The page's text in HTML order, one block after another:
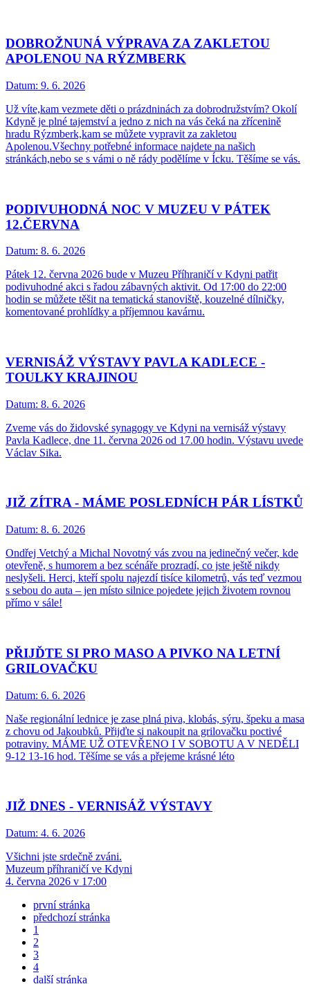
DOBROŽNUNÁ VÝPRAVA ZA ZAKLETOU
APOLENOU NA RÝZMBERK
Datum: 9. 6. 2026
Už víte,kam vezmete děti o prázdninách za dobrodružstvím? Okolí
Kdyně je plné tajemství a jedno z nich na vás čeká na zřícenině
hradu Rýzmberk,kam se můžete vypravit za zakletou
Apolenou.Všechny potřebné informace najdete na našich
stránkách,nebo se s vámi o ně rády podělíme v Ícku. Těšíme se vás.
PODIVUHODNÁ NOC V MUZEU V PÁTEK
12.ČERVNA
Datum: 8. 6. 2026
Pátek 12. června 2026 bude v Muzeu Příhraničí v Kdyni patřit
podivuhodné akci s řadou zábavných aktivit. Od 17:00 do 22:00
hodin se můžete těšit na tematická stanoviště, kouzelné dílničky,
komentované prohlídky a příjemnou kavárnu.
VERNISÁŽ VÝSTAVY PAVLA KADLECE -
TOULKY KRAJINOU
Datum: 8. 6. 2026
Zveme vás do židovské synagogy ve Kdyni na vernisáž výstavy
Pavla Kadlece, dne 11. června 2026 od 17.00 hodin. Výstavu uvede
Václav Sika.
JIŽ ZÍTRA - MÁME POSLEDNÍCH PÁR LÍSTKŮ
Datum: 8. 6. 2026
Ondřej Vetchý a Michal Novotný vás zvou na jedinečný večer, kde
otevřeně, s humorem a bez scénáře prozradí, co jste ještě nikdy
neslyšeli. Herci, kteří spolu najezdí tisíce kilometrů, vás teď vezmou
s sebou do auta – jen místo silnice pojedete jejich životem rovnou
přímo v sále!
PŘIJĎTE SI PRO MASO A PIVKO NA LETNÍ
GRILOVAČKU
Datum: 6. 6. 2026
Naše regionální lednice je zase plná piva, klobás, sýru, špeku a masa
z chovu od Jakoubků. Přijďte si nakoupit na grilovačku poctivé
potraviny. MÁME UŽ OTEVŘENO I V SOBOTU A V NEDĚLI
9-12 13-16 hod. Těšíme se vás a přejeme krásné léto
JIŽ DNES - VERNISÁŽ VÝSTAVY
Datum: 4. 6. 2026
Všichni jste srdečně zváni.
Muzeum příhraničí ve Kdyni
4. června 2026 v 17:00
první stránka
předchozí stránka
1
2
3
4
další stránka